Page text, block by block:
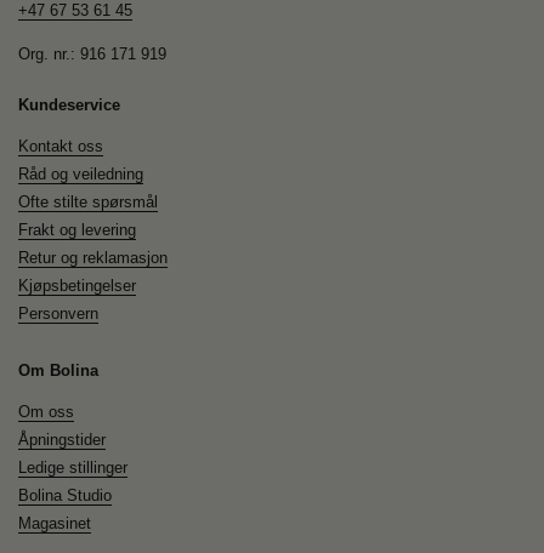
+47 67 53 61 45
Org. nr.: 916 171 919
Kundeservice
Kontakt oss
Råd og veiledning
Ofte stilte spørsmål
Frakt og levering
Retur og reklamasjon
Kjøpsbetingelser
Personvern
Om Bolina
Om oss
Åpningstider
Ledige stillinger
Bolina Studio
Magasinet